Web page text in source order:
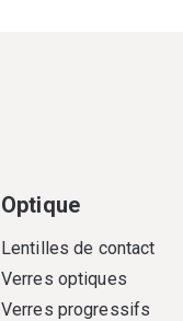
Optique
Lentilles de contact
Verres optiques
Verres progressifs